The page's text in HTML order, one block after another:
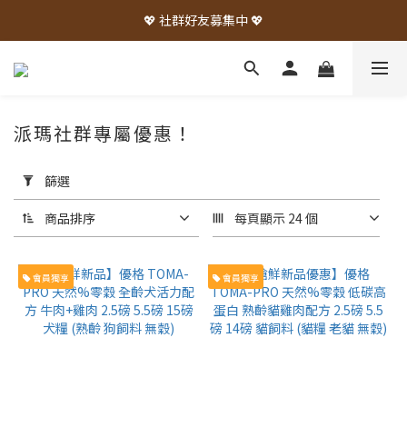
💖 社群好友募集中 💖
用
篩
選
(0/20)
品
牌
優格
派瑪社群專屬優惠！
篩選
商品排序 每頁顯示 24 個
會員獨享 會員獨享